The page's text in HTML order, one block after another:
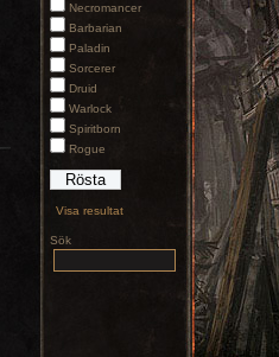
Necromancer
Barbarian
Paladin
Sorcerer
Druid
Warlock
Spiritborn
Rogue
Visa resultat
Sök